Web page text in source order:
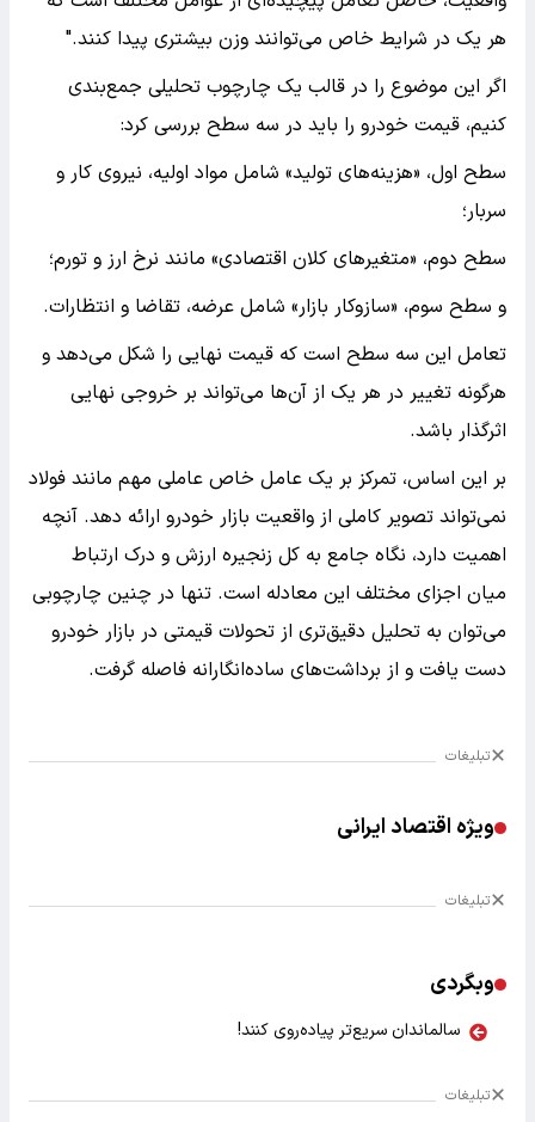
هر یک در شرایط خاص می‌توانند وزن بیشتری پیدا کنند."
اگر این موضوع را در قالب یک چارچوب تحلیلی جمع‌بندی
کنیم، قیمت خودرو را باید در سه سطح بررسی کرد:
سطح اول، «هزینه‌های تولید» شامل مواد اولیه، نیروی کار و
سربار؛
سطح دوم، «متغیرهای کلان اقتصادی» مانند نرخ ارز و تورم؛
و سطح سوم، «سازوکار بازار» شامل عرضه، تقاضا و انتظارات.
تعامل این سه سطح است که قیمت نهایی را شکل می‌دهد و
هرگونه تغییر در هر یک از آن‌ها می‌تواند بر خروجی نهایی
اثرگذار باشد.
بر این اساس، تمرکز بر یک عامل خاص عاملی مهم مانند فولاد
نمی‌تواند تصویر کاملی از واقعیت بازار خودرو ارائه دهد. آنچه
اهمیت دارد، نگاه جامع به کل زنجیره ارزش و درک ارتباط
میان اجزای مختلف این معادله است. تنها در چنین چارچوبی
می‌توان به تحلیل دقیق‌تری از تحولات قیمتی در بازار خودرو
دست یافت و از برداشت‌های ساده‌انگارانه فاصله گرفت.
تبلیغات
ویژه اقتصاد ایرانی
تبلیغات
وبگردی
سالماندان سریع‌تر پیاده‌روی کنند!
تبلیغات